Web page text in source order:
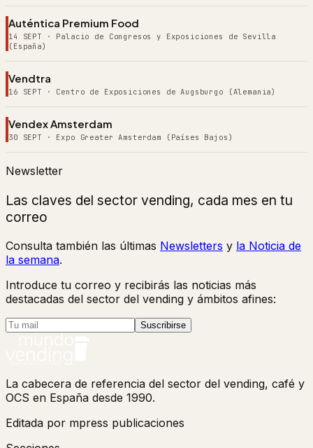
Auténtica Premium Food
14 SEPT · Palacio de Congresos y Exposiciones de Sevilla
(España)
Vendtra
16 SEPT · Centro de Exposiciones de Augsburgo (Alemania)
Vendex Amsterdam
30 SEPT · Expo Greater Amsterdam (Países Bajos)
Newsletter
Las claves del sector vending, cada mes en tu
correo
Consulta también las últimas Newsletters y la Noticia de
la semana.
Introduce tu correo y recibirás las noticias más
destacadas del sector del vending y ámbitos afines:
Suscribirse
La cabecera de referencia del sector del vending, café y
OCS en España desde 1990.
Editada por mpress publicaciones